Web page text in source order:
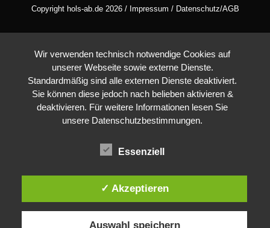
Copyright hols-ab.de 2026 / Impressum / Datenschutz/AGB
Wir verwenden technisch notwendige Cookies auf
unserer Webseite sowie externe Dienste.
Standardmäßig sind alle externen Dienste deaktiviert.
Sie können diese jedoch nach belieben aktivieren &
deaktivieren. Für weitere Informationen lesen Sie
unsere Datenschutzbestimmungen.
Essenziell
✓ Akzeptieren
Auswahl speichern